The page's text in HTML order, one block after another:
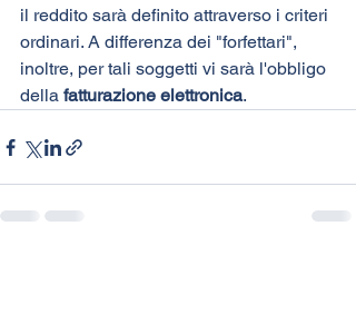
il reddito sarà definito attraverso i criteri
ordinari. A differenza dei "forfettari",
inoltre, per tali soggetti vi sarà l'obbligo
della fatturazione elettronica.